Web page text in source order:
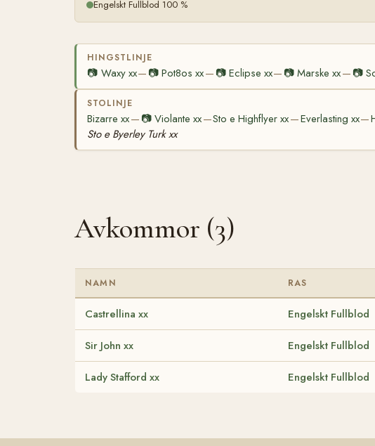
Engelskt Fullblod 100 %
HINGSTLINJE
📷 Waxy xx— 📷Pot8os xx— 📷 Eclipse xx— 📷 Marske xx— 📷
STOLINJE
Bizarre xx— 📷Violante xx—Sto e Highflyer xx—Everlasting xx—
Sto e Byerley Turk xx
Avkommor (3)
NAMN RAS
Castrellina xx Engelskt Fullblod
Sir John xx Engelskt Fullblod
Lady Stafford xx Engelskt Fullblod